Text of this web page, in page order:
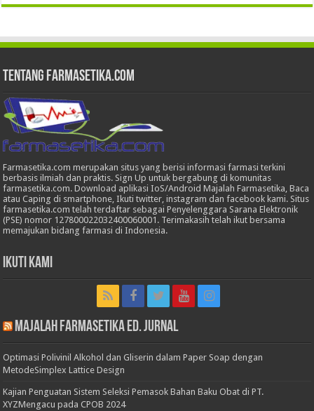
Tentang Farmasetika.com
Farmasetika.com merupakan situs yang berisi informasi farmasi terkini
berbasis ilmiah dan praktis. Sign Up untuk bergabung di komunitas
farmasetika.com. Download aplikasi IoS/Android Majalah Farmasetika, Baca
atau Caping di smartphone, Ikuti twitter, instagram dan facebook kami. Situs
farmasetika.com telah terdaftar sebagai Penyelenggara Sarana Elektronik
(PSE) nomor 127800022032400060001. Terimakasih telah ikut bersama
memajukan bidang farmasi di Indonesia.
Ikuti Kami
Majalah Farmasetika Ed. Jurnal
Optimasi Polivinil Alkohol dan Gliserin dalam Paper Soap dengan
MetodeSimplex Lattice Design
Kajian Penguatan Sistem Seleksi Pemasok Bahan Baku Obat di PT.
XYZMengacu pada CPOB 2024